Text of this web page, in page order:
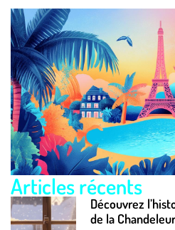
Articles récents
Découvrez
de la